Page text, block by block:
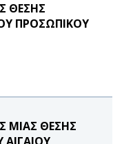
ΘΕΣΗΣ
ΠΡΟΣΩΠΙΚΟΥ
ΜΙΑΣ ΘΕΣΗΣ